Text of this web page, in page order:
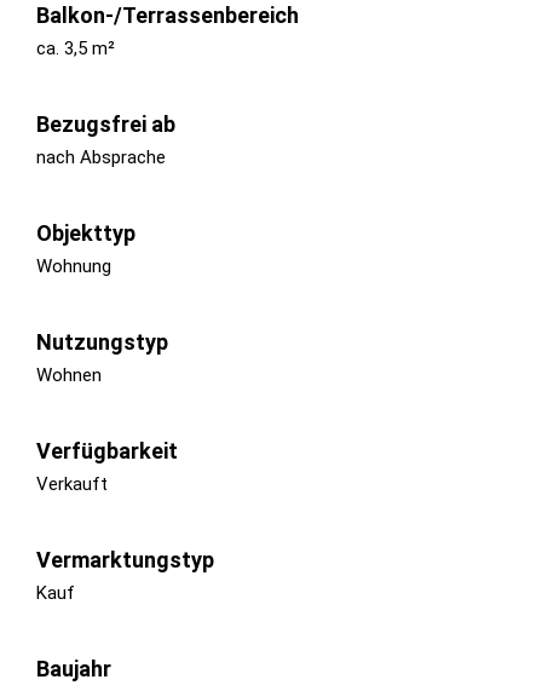
Balkon-/Terrassenbereich
ca. 3,5 m²
Bezugsfrei ab
nach Absprache
Objekttyp
Wohnung
Nutzungstyp
Wohnen
Verfügbarkeit
Verkauft
Vermarktungstyp
Kauf
Baujahr